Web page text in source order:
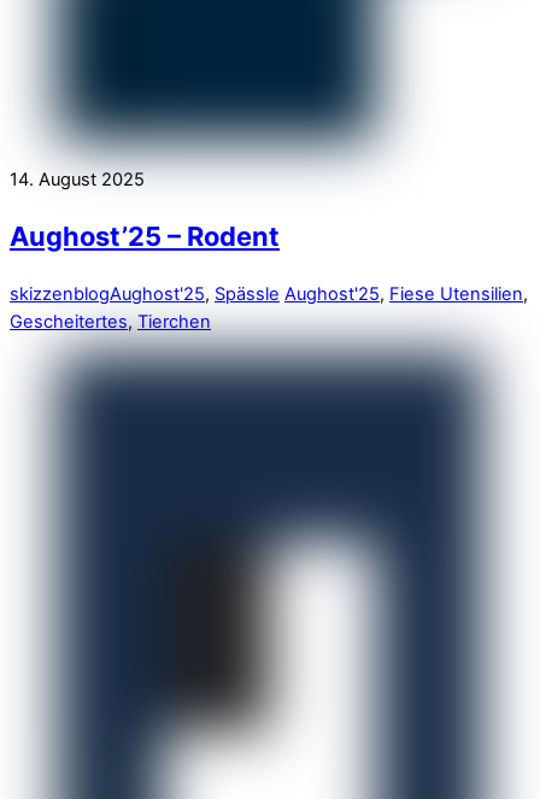
14. August 2025
Aughost’25 – Rodent
skizzenblogAughost'25, Spässle Aughost'25, Fiese Utensilien,
Gescheitertes, Tierchen